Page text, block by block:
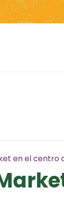
en el centro